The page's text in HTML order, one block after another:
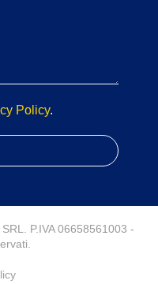
Policy.
P.IVA 06658561003 -